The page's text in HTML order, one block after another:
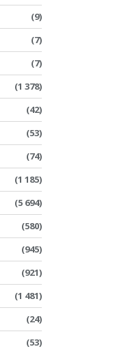
(9)
(7)
(7)
(1 378)
(42)
(53)
(74)
(1 185)
(5 694)
(580)
(945)
(921)
(1 481)
(24)
(53)